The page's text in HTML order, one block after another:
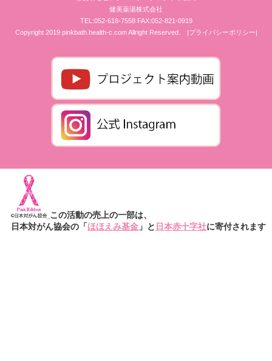
健美薬湯株式会社
TEL:052-618-7558 FAX:052-821-0919
Copyright 2019 pinkbath.health-c.com Allright Reserved.
|プライバシーポリシー|
この活動の売上の一部は、
日本対がん協会の「ほほえみ基金 」と 日本赤十字社に寄付されます